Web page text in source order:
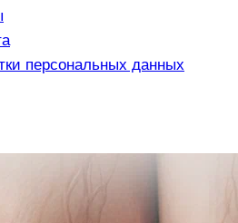
персональных данных